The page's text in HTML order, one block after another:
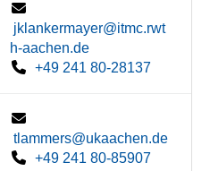
jklankermayer@itmc.rwt
h-aachen.de
+49 241 80-28137
tlammers@ukaachen.de
+49 241 80-85907